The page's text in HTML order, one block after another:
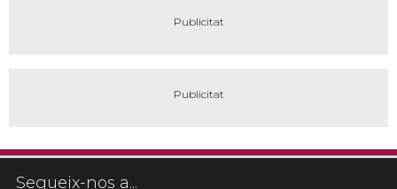
Segueix-nos a...